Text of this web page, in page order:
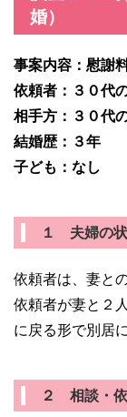
婚）
事案内容：慰謝
依頼者：３０代
相手方：３０代
結婚歴：３年
子ども：なし
１ 夫婦の
依頼者は、妻と
依頼者が妻と２
に戻る形で別居
２ 相談・